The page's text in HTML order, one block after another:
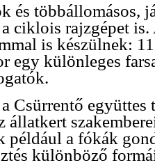
és többállomásos,
ciklois rajzgépet is.
is készülnek:
egy különleges
Csürrentő együttes
állatkert
például a fókák
különböző